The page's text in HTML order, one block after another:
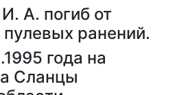
А. погиб от
ранений.
года на
Сланцы